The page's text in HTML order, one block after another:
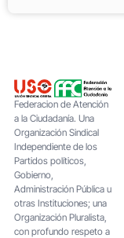
Federacion de Atención
a la Ciudadanía. Una
Organización Sindical
Independiente de los
Partidos políticos,
Gobierno,
Administración Pública u
otras Instituciones; una
Organización Pluralista,
con profundo respeto a